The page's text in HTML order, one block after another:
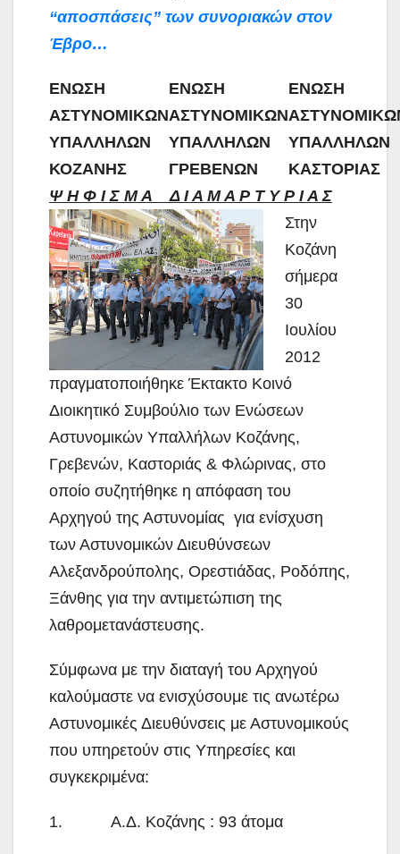
“αποσπάσεις” των συνοριακών στον
Έβρο…
ΕΝΩΣΗ
ΑΣΤΥΝΟΜΙΚΩΝ
ΥΠΑΛΛΗΛΩΝ
ΚΟΖΑΝΗΣ
ΕΝΩΣΗ
ΑΣΤΥΝΟΜΙΚΩΝ
ΥΠΑΛΛΗΛΩΝ
ΓΡΕΒΕΝΩΝ
ΕΝΩΣΗ
ΥΠΑΛΛΗΛΩΝ
ΚΑΣΤΟΡΙΑΣ
Ψ Η Φ Ι Σ Μ Α Δ Ι Α Μ Α Ρ Τ Υ Ρ Ι Α Σ
Στην
Κοζάνη
σήμερα
30
Ιουλίου
2012
πραγματοποιήθηκε Έκτακτο Κοινό
Διοικητικό Συμβούλιο των Ενώσεων
Αστυνομικών Υπαλλήλων Κοζάνης,
Γρεβενών, Καστοριάς & Φλώρινας, στο
οποίο συζητήθηκε η απόφαση του
Αρχηγού της Αστυνομίας για ενίσχυση
των Αστυνομικών Διευθύνσεων
Αλεξανδρούπολης, Ορεστιάδας, Ροδόπης,
Ξάνθης για την αντιμετώπιση της
λαθρομετανάστευσης.
Σύμφωνα με την διαταγή του Αρχηγού
καλούμαστε να ενισχύσουμε τις ανωτέρω
Αστυνομικές Διευθύνσεις με Αστυνομικούς
που υπηρετούν στις Υπηρεσίες και
συγκεκριμένα:
1. Α.Δ. Κοζάνης : 93 άτομα